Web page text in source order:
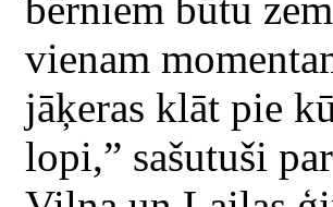
vienam
jāķeras klāt pie
lopi,” sašutuši